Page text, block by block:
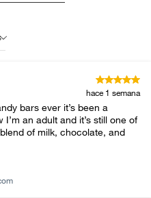
hace 1 semana
bars ever it’s been a
an adult and it’s still one of
of milk, chocolate, and